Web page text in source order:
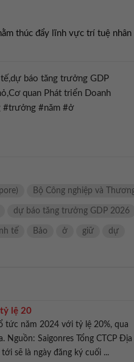
thúc đẩy lĩnh vực trí tuệ nhân
báo tăng trưởng GDP
quan Phát triển Doanh
#trưởng #năm #ở
Bộ Công nghiệp và
dự báo tăng trưởng GDP 2026
tế Bảo ở giữ dự
tỷ lệ 20
tức năm 2024 với tỷ lệ 20%, qua
Saigonres Tổng CTCP Địa
sẽ là ngày đăng ký cuối ...